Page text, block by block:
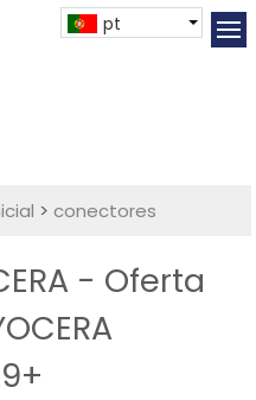
pt
>conectores
- Oferta